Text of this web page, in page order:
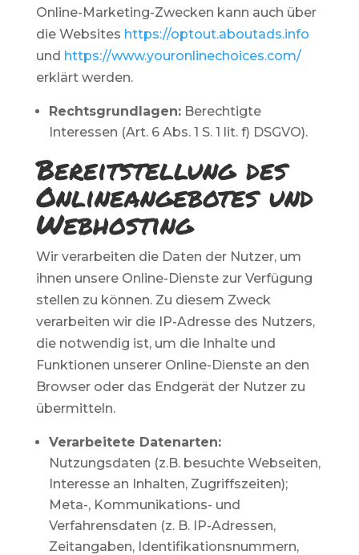
Online-Marketing-Zwecken kann auch über
die Websites https://optout.aboutads.info
und https://www.youronlinechoices.com/
erklärt werden.
Rechtsgrundlagen:Berechtigte
Interessen (Art. 6 Abs. 1 S. 1 lit. f) DSGVO).
Bereitstellung des
Onlineangebotes und
Webhosting
Wir verarbeiten die Daten der Nutzer, um
ihnen unsere Online-Dienste zur Verfügung
stellen zu können. Zu diesem Zweck
verarbeiten wir die IP-Adresse des Nutzers,
die notwendig ist, um die Inhalte und
Funktionen unserer Online-Dienste an den
Browser oder das Endgerät der Nutzer zu
übermitteln.
Verarbeitete Datenarten:
Nutzungsdaten (z.B. besuchte Webseiten,
Interesse an Inhalten, Zugriffszeiten);
Meta-, Kommunikations- und
Verfahrensdaten (z. B. IP-Adressen,
Zeitangaben, Identifikationsnummern,